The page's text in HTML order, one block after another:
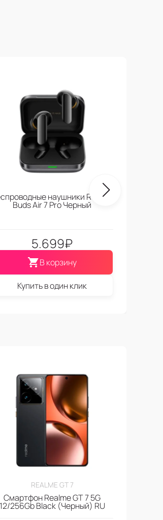
наушники Realme
Buds Air 7 Pro Черный
5.699₽
В корзину
Купить в один клик
REALME GT 7
Смартфон Realme GT 7 5G
12/256Gb Black (Черный) RU